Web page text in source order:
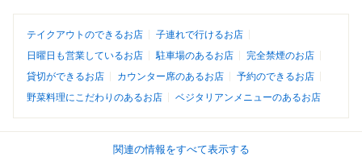
テイクアウトのできるお店
子連れで行けるお店
日曜日も営業しているお店
駐車場のあるお店
完全禁煙のお店
貸切ができるお店
カウンター席のあるお店
予約のできるお店
野菜料理にこだわりのあるお店
ベジタリアンメニューのあるお店
関連の情報をすべて表示する